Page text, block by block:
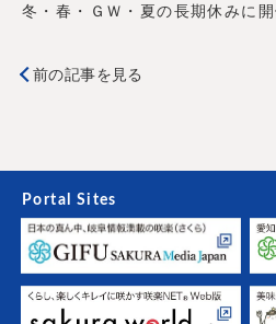
冬・春・ＧＷ・夏の長期休みに開
前の記事を見る
Portal Sites